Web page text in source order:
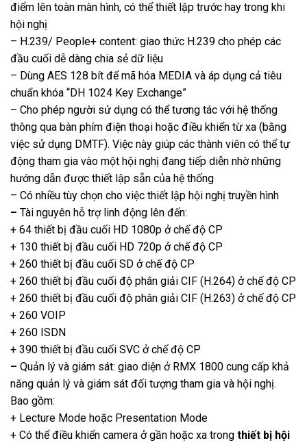
điểm lên toàn màn hình, có thể thiết lập trước hay trong khi
hội nghị
– H.239/ People+ content: giao thức H.239 cho phép các
đầu cuối dễ dàng chia sẻ dữ liệu
– Dùng AES 128 bít để mã hóa MEDIA và áp dụng cả tiêu
chuẩn khóa “DH 1024 Key Exchange”
– Cho phép người sử dụng có thể tương tác với hệ thống
thông qua bàn phím điện thoại hoặc điều khiển từ xa (bằng
việc sử dụng DMTF). Việc này giúp các thành viên có thể tự
động tham gia vào một hội nghị đang tiếp diễn nhờ những
hướng dẫn được thiết lập sẵn của hệ thống
– Có nhiều tùy chọn cho việc thiết lập hội nghị truyền hình
– Tài nguyên hỗ trợ linh động lên đến:
+ 64 thiết bị đầu cuối HD 1080p ở chế độ CP
+ 130 thiết bị đầu cuối HD 720p ở chế độ CP
+ 260 thiết bị đầu cuối SD ở chế độ CP
+ 260 thiết bị đầu cuối độ phân giải CIF (H.264) ở chế độ CP
+ 260 thiết bị đầu cuối độ phân giải CIF (H.263) ở chế độ CP
+ 260 VOIP
+ 260 ISDN
+ 390 thiết bị đầu cuối SVC ở chế độ CP
– Quản lý và giám sát: giao diện ở RMX 1800 cung cấp khả
năng quản lý và giám sát đối tượng tham gia và hội nghị.
Bao gồm:
+ Lecture Mode hoặc Presentation Mode
+ Có thể điều khiển camera ở gần hoặc xa trong thiết bị hội